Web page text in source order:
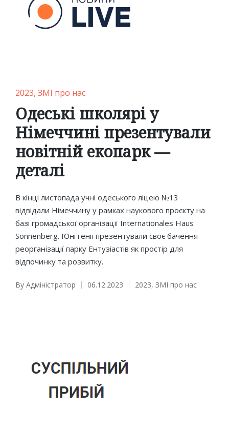
Posted
in
2023 ЗМІ про нас
Одеські школярі у
Німеччині презентували
новітній екопарк —
деталі
В кінці листопада учні одеського ліцею №13
відвідали Німеччину у рамках наукового проєкту на
базі громадської організації Internationales Haus
Sonnenberg. Юні генії презентували своє бачення
реорганізації парку Ентузіастів як простір для
відпочинку та розвитку.
Posted
By Адміністратор 06.12.2023
Posted
2023, ЗМІ про нас